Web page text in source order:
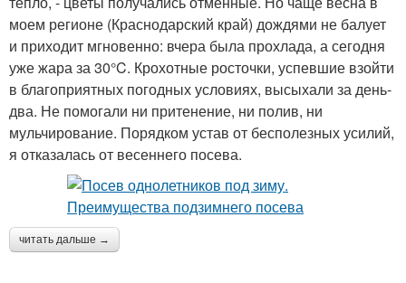
моем регионе (Краснодарский край) дождями не балует
и приходит мгновенно: вчера была прохлада, а сегодня
уже жара за 30°C. Крохотные росточки, успевшие взойти
в благоприятных погодных условиях, высыхали за день-
два. Не помогали ни притенение, ни полив, ни
мульчирование. Порядком устав от бесполезных усилий,
я отказалась от весеннего посева.
читать дальше →